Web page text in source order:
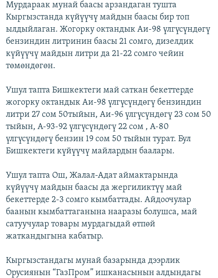
Мурдараак мунай баасы арзандаган тушта
Кыргызстанда күйүүчү майдын баасы бир топ
ылдыйлаган. Жогорку октандык Аи-98 үлгүсүндөгү
бензиндин литринин баасы 21 сомго, дизелдик
күйүүчү майдын литри да 21-22 сомго чейин
төмөндөгөн.
Ушул тапта Бишкектеги май саткан бекеттерде
жогорку октандык Аи-98 үлгүсүндөгү бензиндин
литри 27 сом 50тыйын, Аи-96 үлгүсүндөгү 23 сом 50
тыйын, А-93-92 үлгүсүндөгү 22 сом , А-80
үлгүсүндөгү бензин 19 сом 50 тыйын турат. Бул
Бишкектеги күйүүчү майлардын баалары.
Ушул тапта Ош, Жалал-Адат аймактарында
күйүүчү майдын баасы да жергиликтүү май
бекеттерде 2-3 сомго кымбаттады. Айдоочулар
баанын кымбаттаганына нааразы болушса, май
сатуучулар товары мурдагыдай өтпөй
жаткандыгына кабатыр.
Кыргызстандагы мунай базарында дээрлик
Орусиянын “ГазПром” ишканасынын алдындагы